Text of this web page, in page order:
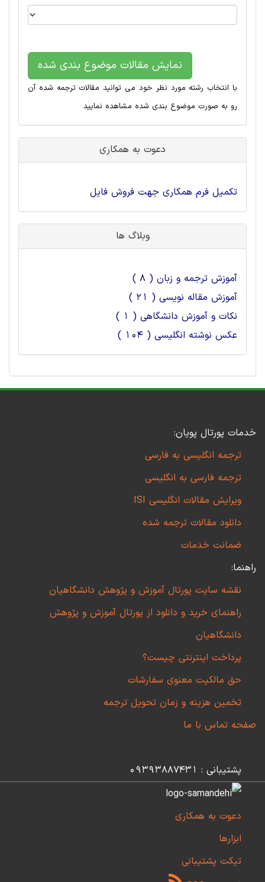
نمایش مقالات موضوع بندی شده
با انتخاب رشته مورد نظر خود می توانید مقالات ترجمه شده آن
رو به صورت موضوع بندی شده مشاهده نمایید
دعوت به همکاری
تکمیل فرم همکاری جهت فروش فایل
وبلاگ ها
آموزش ترجمه و زبان ( 8 )
آموزش مقاله نویسی ( 21 )
نکات و آموزش دانشگاهی ( 1 )
عکس نوشته انگلیسی ( 104 )
خدمات پورتال پویان:
ترجمه انگلیسی به فارسی
ترجمه فارسی به انگلیسی
ویرایش مقالات انگلیسی ISI
دانلود مقالات ترجمه شده
ضمانت خدمات
راهنما:
نقشه سایت پورتال آموزش و پژوهش دانشگاهیان
راهنمای خرید و دانلود از پورتال آموزش و پژوهش
دانشگاهیان
پرداخت اینترنتی چیست؟
حق مالکیت معنوی سفارشات
تخمین هزینه و زمان تحویل ترجمه
صفحه تماس با ما
پشتیبانی : 09393887431
دعوت به همکاری
ابزارها
تیکت پشتیبانی